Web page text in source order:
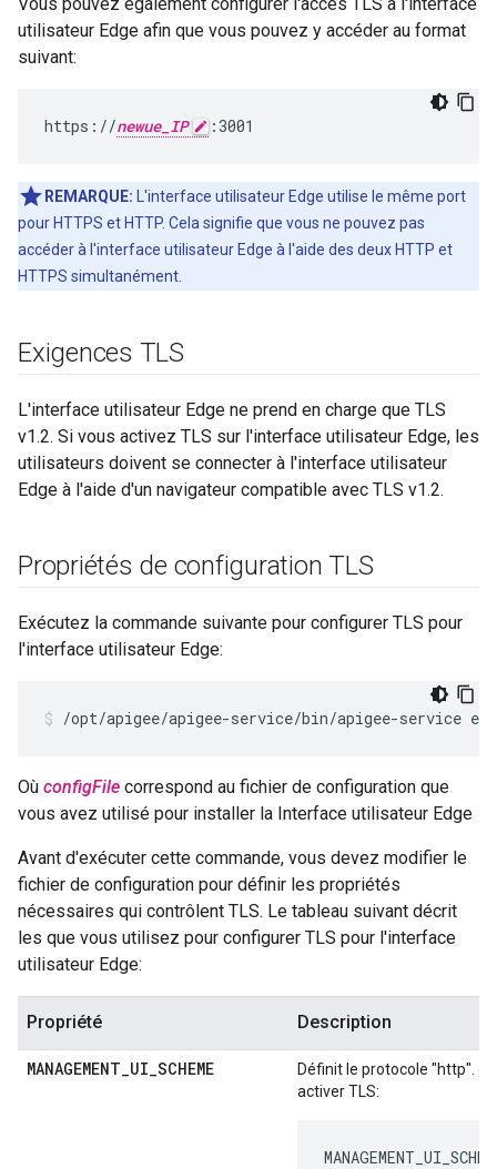
utilisateur Edge afin que vous pouvez y accéder au format
suivant:
https://newue_IP :3001
REMARQUE: L'interface utilisateur Edge utilise le même port
pour HTTPS et HTTP. Cela signifie que vous ne pouvez pas
accéder à l'interface utilisateur Edge à l'aide des deux HTTP et
HTTPS simultanément.
Exigences TLS
L'interface utilisateur Edge ne prend en charge que TLS
v1.2. Si vous activez TLS sur l'interface utilisateur Edge, les
utilisateurs doivent se connecter à l'interface utilisateur
Edge à l'aide d'un navigateur compatible avec TLS v1.2.
Propriétés de configuration TLS
Exécutez la commande suivante pour configurer TLS pour
l'interface utilisateur Edge:
/opt/apigee/apigee-service/bin/apigee-service
Où configFile correspond au fichier de configuration que
vous avez utilisé pour installer la Interface utilisateur Edge
Avant d'exécuter cette commande, vous devez modifier le
fichier de configuration pour définir les propriétés
nécessaires qui contrôlent TLS. Le tableau suivant décrit
les que vous utilisez pour configurer TLS pour l'interface
utilisateur Edge:
Propriété Description
MANAGEMENT_UI_SCHEME
Définit le protocole "http".
activer TLS: